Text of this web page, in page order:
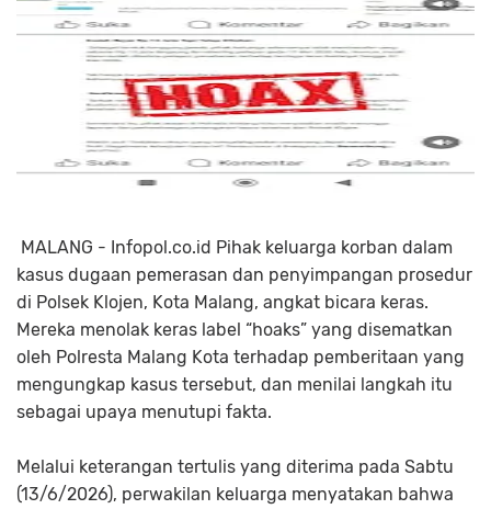
MALANG - Infopol.co.id Pihak keluarga korban dalam
kasus dugaan pemerasan dan penyimpangan prosedur
di Polsek Klojen, Kota Malang, angkat bicara keras.
Mereka menolak keras label “hoaks” yang disematkan
oleh Polresta Malang Kota terhadap pemberitaan yang
mengungkap kasus tersebut, dan menilai langkah itu
sebagai upaya menutupi fakta.
Melalui keterangan tertulis yang diterima pada Sabtu
(13/6/2026), perwakilan keluarga menyatakan bahwa